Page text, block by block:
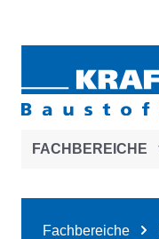
FACHBEREICHE
Fachbereiche